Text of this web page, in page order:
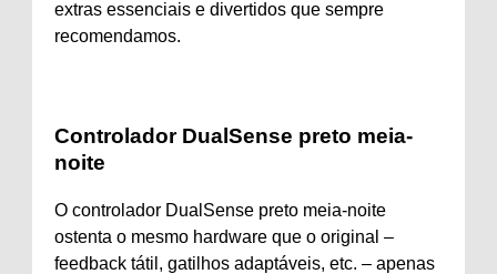
extras essenciais e divertidos que sempre
recomendamos.
Controlador DualSense preto meia-
noite
O controlador DualSense preto meia-noite
ostenta o mesmo hardware que o original –
feedback tátil, gatilhos adaptáveis, etc. – apenas